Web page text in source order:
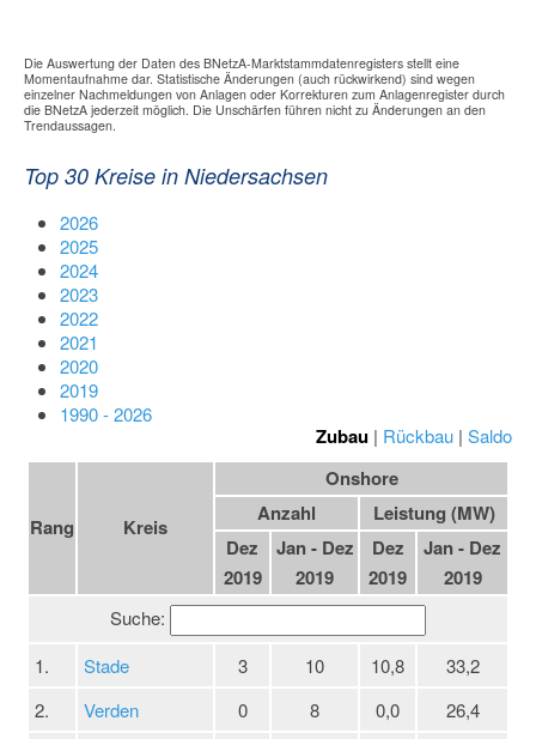
Die Auswertung der Daten des BNetzA-Marktstammdatenregisters stellt eine
Momentaufnahme dar. Statistische Änderungen (auch rückwirkend) sind wegen
einzelner Nachmeldungen von Anlagen oder Korrekturen zum Anlagenregister durch
die BNetzA jederzeit möglich. Die Unschärfen führen nicht zu Änderungen an den
Trendaussagen.
Top 30 Kreise in Niedersachsen
2026
2025
2024
2023
2022
2021
2020
2019
1990 - 2026
Zubau | Rückbau | Saldo
Rang Kreis
Onshore
Anzahl
Leistung (MW)
Dez
2019
Jan - Dez
2019
Dez
2019
Jan - Dez
2019
Suche:
1.
Stade 3 10 10,8
33,2
2.
Verden 0 8 0,0
26,4